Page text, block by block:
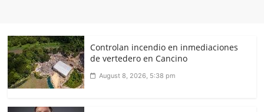
Controlan incendio en inmediaciones
de vertedero en Cancino
August 8, 2026, 5:38 pm